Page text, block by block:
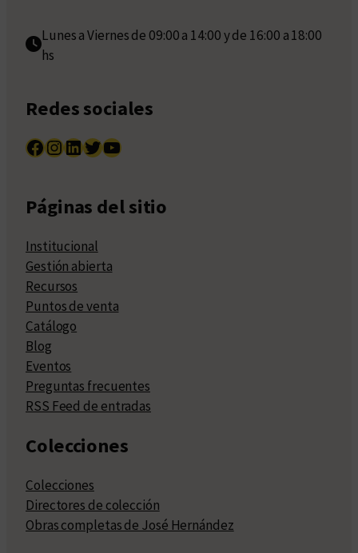
Lunes a Viernes de 09:00 a 14:00 y de 16:00 a 18:00
hs
Redes sociales
Facebook InstagramLinkedIn Twitter YouTube
Páginas del sitio
Institucional
Gestión abierta
Recursos
Puntos de venta
Catálogo
Blog
Eventos
Preguntas frecuentes
RSS Feed de entradas
Colecciones
Colecciones
Directores de colección
Obras completas de José Hernández